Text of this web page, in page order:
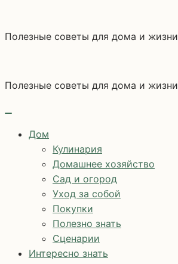
содержимому
Полезные советы для дома и жизни
Полезные советы для дома и жизни
Дом
Кулинария
Домашнее хозяйство
Сад и огород
Уход за собой
Покупки
Полезно знать
Сценарии
Интересно знать